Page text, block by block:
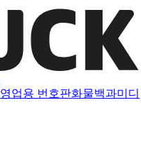
영업용 번호판화물백과미디